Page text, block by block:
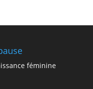
féminine